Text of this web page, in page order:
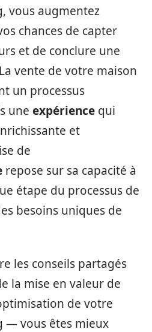
vous augmentez
chances de capter
et de conclure une
vente de votre maison
un processus
une expérience qui
et
de
repose sur sa capacité à
étape du processus de
besoins uniques de
les conseils partagés
la mise en valeur de
de votre
— vous êtes mieux